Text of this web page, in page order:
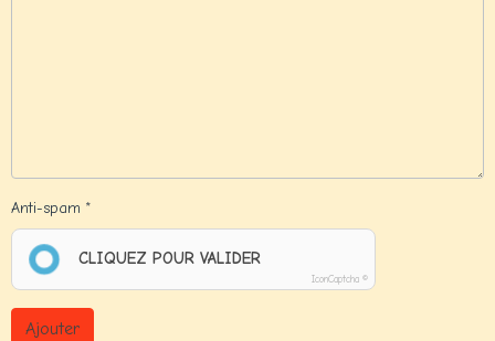
Anti-spam
CLIQUEZ POUR VALIDER
IconCaptcha ©
Ajouter